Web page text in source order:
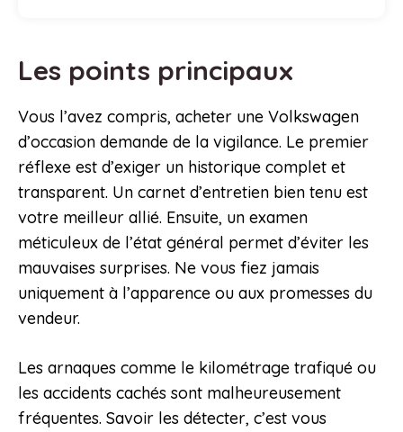
Les points principaux
Vous l’avez compris, acheter une Volkswagen
d’occasion demande de la vigilance. Le premier
réflexe est d’exiger un historique complet et
transparent. Un carnet d’entretien bien tenu est
votre meilleur allié. Ensuite, un examen
méticuleux de l’état général permet d’éviter les
mauvaises surprises. Ne vous fiez jamais
uniquement à l’apparence ou aux promesses du
vendeur.
Les arnaques comme le kilométrage trafiqué ou
les accidents cachés sont malheureusement
fréquentes. Savoir les détecter, c’est vous